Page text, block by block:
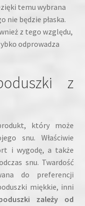
temu wybrana
nie będzie płaska.
z tego względu,
odprowadza
z
który może
snu. Właściwie
i wygodę, a także
snu. Twardość
do preferencji
miękkie, inni
zależy od